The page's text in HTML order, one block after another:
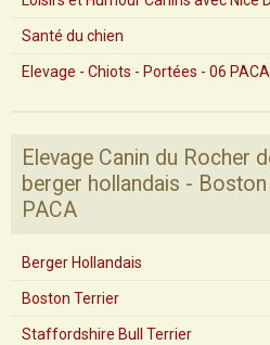
Santé du chien
Elevage - Chiots - Portées - 06 PACA
Elevage Canin du Rocher
berger hollandais -
PACA
Berger Hollandais
Boston Terrier
Staffordshire Bull Terrier